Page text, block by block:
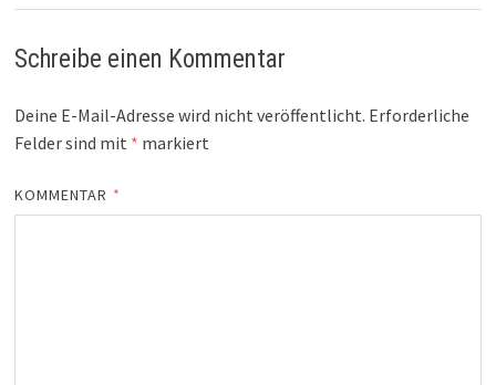
Schreibe einen Kommentar
Deine E-Mail-Adresse wird nicht veröffentlicht. Erforderliche
Felder sind mit * markiert
KOMMENTAR *